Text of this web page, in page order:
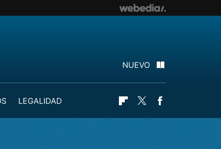
NUEVO
LEGALIDAD Flipboard
Twitter